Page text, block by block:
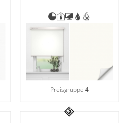
Preisgruppe 4